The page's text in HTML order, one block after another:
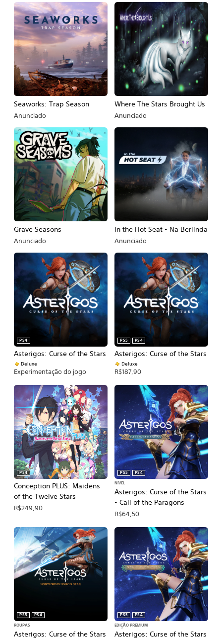
Seaworks: Trap Season
Anunciado
Where The Stars Brought Us
Anunciado
Grave Seasons
Anunciado
In the Hot Seat - Na Berlinda
Anunciado
Asterigos: Curse of the Stars
PS4
Deluxe
Experimentação do jogo
Asterigos: Curse of the Stars
PS5 PS4
Deluxe
R$187,90
Conception PLUS: Maidens
of the Twelve Stars
PS4
R$249,90
Asterigos: Curse of the Stars
- Call of the Paragons
PS5
PS4
NÍVEL
R$64,50
Asterigos: Curse of the Stars
PS5
PS4
ROUPAS
Asterigos: Curse of the Stars
PS5
PS4
EDIÇÃO PREMIUM